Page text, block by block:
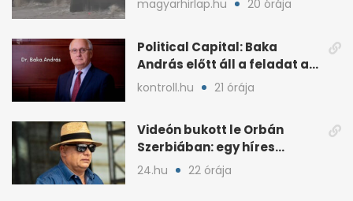
magyarhirlap.hu 20 órája
Political Capital: Baka
András előtt áll a feladat az
elnöki tekintélyért
kontroll.hu 21 órája
Videón bukott le Orbán
Szerbiában: egy híres
milliárdossal nyaral
24.hu 22 órája